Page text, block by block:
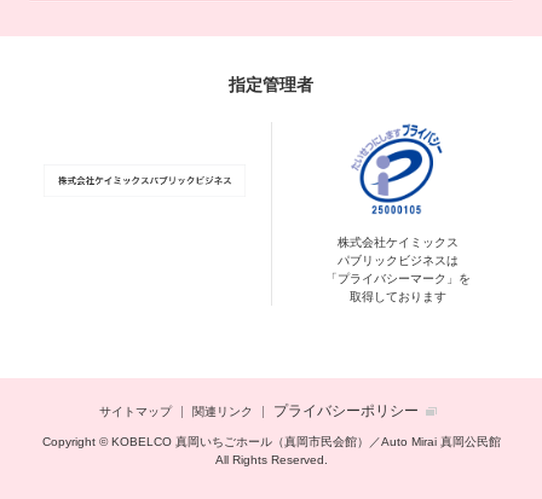
指定管理者
株式会社ケイミックス
パブリックビジネスは
「プライバシーマーク」を
取得しております
サイトマップ 関連リンク プライバシーポリシー
Copyright © KOBELCO 真岡いちごホール（真岡市民会館）／Auto Mirai 真岡公民館
All Rights Reserved.